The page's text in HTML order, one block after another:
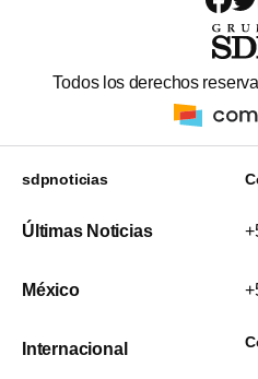
Todos los derechos
sdpnoticias
Últimas Noticias
México
Internacional